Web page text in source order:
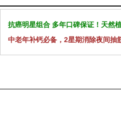
抗癌明星组合 多年口碑保证！天然
中老年补钙必备，2星期消除夜间抽